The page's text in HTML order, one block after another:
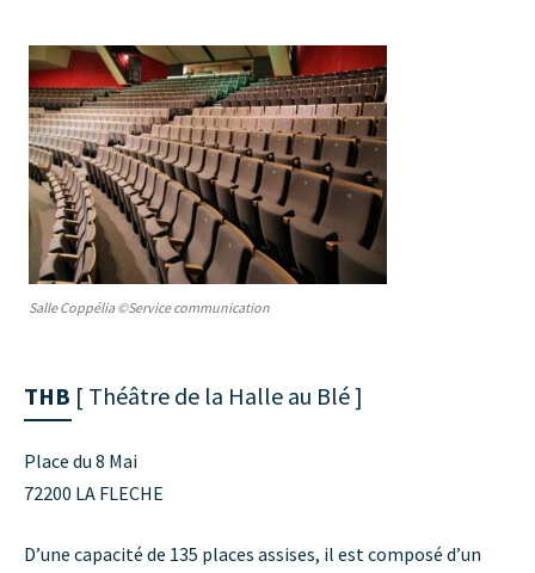
Salle Coppélia ©Service communication
THB [ Théâtre de la Halle au Blé ]
Place du 8 Mai
72200 LA FLECHE
D’une capacité de 135 places assises, il est composé d’un